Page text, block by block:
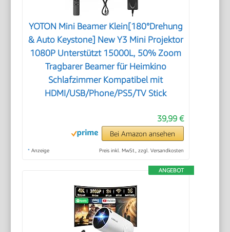
YOTON Mini Beamer Klein[180°Drehung
& Auto Keystone] New Y3 Mini Projektor
1080P Unterstützt 15000L, 50% Zoom
Tragbarer Beamer für Heimkino
Schlafzimmer Kompatibel mit
HDMI/USB/Phone/PS5/TV Stick
39,99 €
Bei Amazon ansehen
* Anzeige Preis inkl. MwSt., zzgl. Versandkosten
ANGEBOT